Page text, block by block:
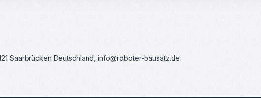
Saarbrücken Deutschland, info@roboter-bausatz.de